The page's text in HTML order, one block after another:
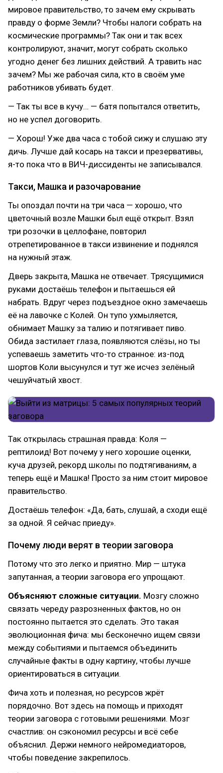
мировое правительство, то зачем ему скрывать
правду о форме Земли? Чтобы налоги собрать на
космические программы? Так они и так всех
контролируют, значит, могут собрать сколько
угодно денег без лишних действий. А травить нас
зачем? Мы же рабочая сила, кто в своём уме
работников убивать будет.
— Так ты все в кучу… — батя попытался ответить,
но не успел договорить.
— Хорош! Уже два часа с тобой сижу и слушаю эту
дичь. Лучше дай косарь на такси и презервативы,
я-то пока что в ВИЧ-диссиденты не записывался.
Такси, Машка и разочарование
Ты опоздал почти на три часа — хорошо, что
цветочный возле Машки был ещё открыт. Взял
три розочки в целлофане, повторил
отрепетированное в такси извинение и поднялся
на нужный этаж.
Дверь закрыта, Машка не отвечает. Трясущимися
руками достаёшь телефон и пытаешься ей
набрать. Вдруг через подъездное окно замечаешь
её на лавочке с Колей. Он тупо ухмыляется,
обнимает Машку за талию и потягивает пиво.
Обида застилает глаза, появляются слёзы, но ты
успеваешь заметить что-то странное: из-под
шортов Коли высунулся и тут же исчез зелёный
чешуйчатый хвост.
Так открылась страшная правда: Коля —
рептилоид! Вот почему у него хорошие оценки,
куча друзей, рекорд школы по подтягиваниям, а
теперь ещё и Машка! Просто за ним стоит мировое
правительство.
Достаёшь телефон: «Да, бать, слушай, а сходи ещё
за одной. Я сейчас приеду».
Почему люди верят в теории заговора
Потому что это легко и приятно. Мир — штука
запутанная, а теории заговора его упрощают.
Объясняют сложные ситуации. Мозгу сложно
связать череду разрозненных фактов, но он
постоянно пытается это сделать. Это такая
эволюционная фича: мы бесконечно ищем связи
между событиями и пытаемся объединить
случайные факты в одну картину, чтобы лучше
ориентироваться в ситуации.
Фича хоть и полезная, но ресурсов жрёт
порядочно. Вот здесь на помощь и приходят
теории заговора с готовыми решениями. Мозг
счастлив: он сэкономил ресурсы и всё себе
объяснил. Держи немного нейромедиаторов,
чтобы поведение закрепилось.